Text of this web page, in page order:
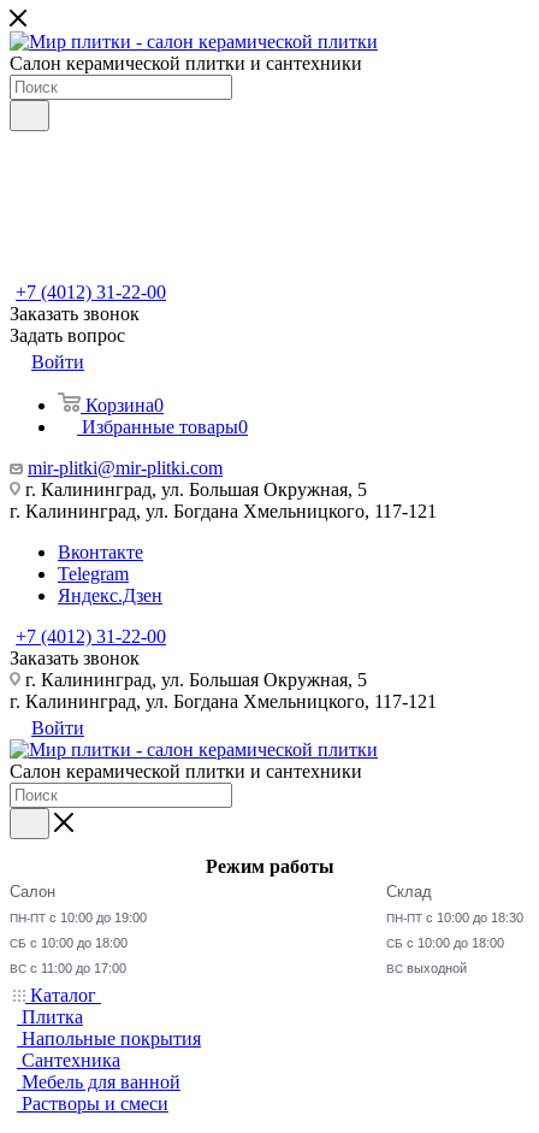
Салон керамической плитки и сантехники
+7 (4012) 31-22-00
Заказать звонок
Задать вопрос
Войти
Корзина0
Избранные товары0
mir-plitki@mir-plitki.com
г. Калининград, ул. Большая Окружная, 5
г. Калининград, ул. Богдана Хмельницкого, 117-121
Вконтакте
Telegram
Яндекс.Дзен
+7 (4012) 31-22-00
Заказать звонок
г. Калининград, ул. Большая Окружная, 5
г. Калининград, ул. Богдана Хмельницкого, 117-121
Войти
Салон керамической плитки и сантехники
Режим работы
Салон
ПН-ПТ с 10:00 до 19:00
СБ с 10:00 до 18:00
ВС с 11:00 до 17:00
Склад
ПН-ПТ с 10:00 до 18:30
СБ с 10:00 до 18:00
ВС выходной
Каталог
Плитка
Напольные покрытия
Сантехника
Мебель для ванной
Растворы и смеси